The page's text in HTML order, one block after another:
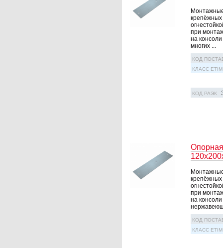
при
на
многих ...
КОД
КЛАСС ETIM
КОД РАЭК
Опорная
при
на
КОД
КЛАСС ETIM